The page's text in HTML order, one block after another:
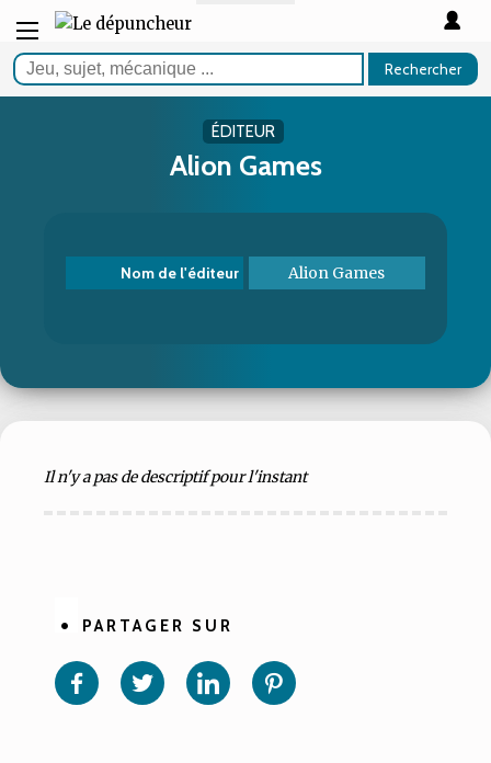
Rechercher
ÉDITEUR
Alion Games
Nom de l'éditeur Alion Games
Il n'y a pas de descriptif pour l'instant
PARTAGER SUR
Partager
sur
Partager
sur sur